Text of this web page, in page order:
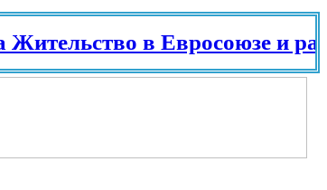
в Евросоюзе и разных